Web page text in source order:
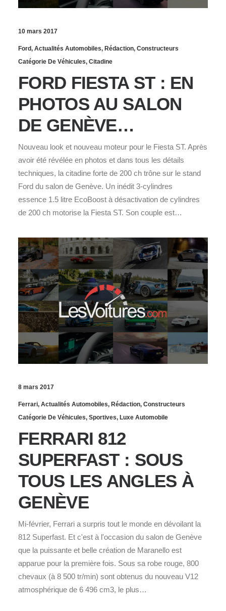
10 mars 2017
Ford, Actualités Automobiles, Rédaction, Constructeurs
Catégorie De Véhicules, Citadine
FORD FIESTA ST : EN
PHOTOS AU SALON
DE GENÈVE…
Nouveau look et nouveau moteur pour le Fiesta ST. Après
avoir été révélée en photos et dans tous les détails
techniques, la citadine forte de 200 ch trône sur le stand
Ford du salon de Genève. Un inédit 3-cylindres
essence 1.5 litre EcoBoost à désactivation de cylindres
de 200 ch motorise la Fiesta ST. Son couple est…
8 mars 2017
Ferrari, Actualités Automobiles, Rédaction, Constructeurs
Catégorie De Véhicules, Sportives, Luxe Automobile
FERRARI 812
SUPERFAST : SOUS
TOUS LES ANGLES À
GENÈVE
Mi-février, Ferrari a surpris tout le monde en dévoilant la
812 Superfast. Et c'est à l'occasion du salon de Genève
que la puissante et belle création de Maranello est
apparue pour la première fois. Sous sa robe rouge, 800
chevaux (à 8 500 tr/min) sont obtenus du nouveau V12
atmosphérique de 6 496 cm3, le plus…